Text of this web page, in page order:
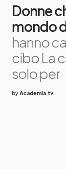
Donne
mondo
hanno
cibo La
solo per
by Academia.tv